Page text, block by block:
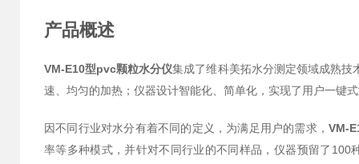
产品概述
VM-E10型pvc颗粒水分仪集成了维科美拓水分测定领域成熟技
速、均匀的加热；仪器设计智能化、简单化，实现了用户一键
因不同行业对水分有着不同的定义，为满足用户的需求， VM-
率等多种模式，并针对不同行业的不同样品，仪器预留了